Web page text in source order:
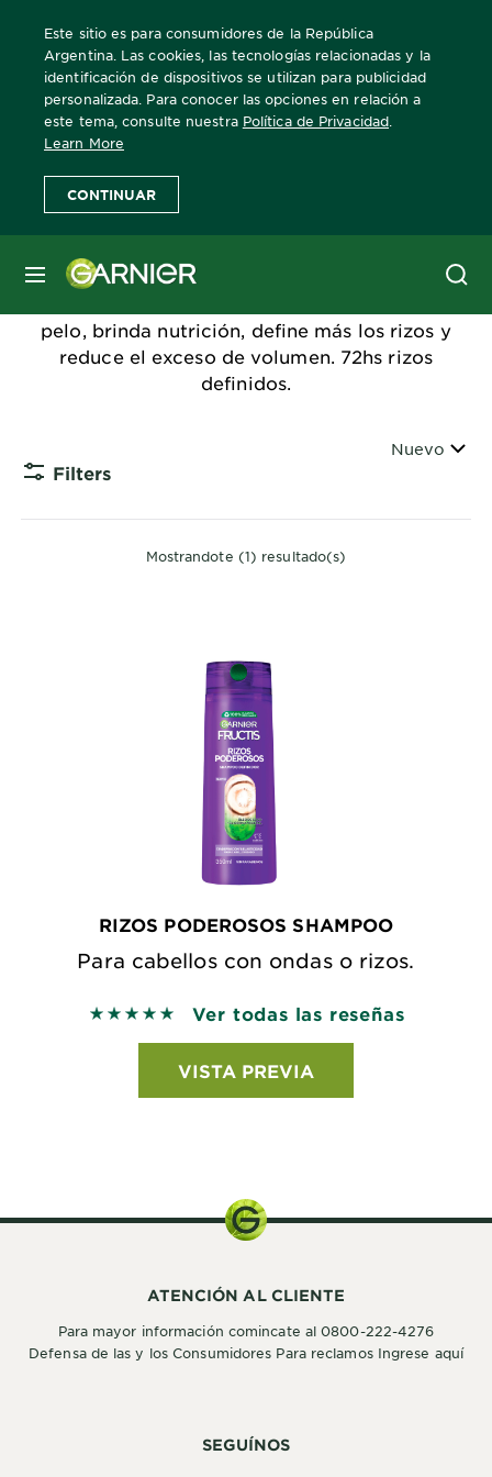
Este sitio es para consumidores de la República
Argentina. Las cookies, las tecnologías relacionadas y la
identificación de dispositivos se utilizan para publicidad
personalizada. Para conocer las opciones en relación a
este tema, consulte nuestra Política de Privacidad
Learn More
CONTINUAR
MENÚ
Home Fructis Rizos-poderosos
Rizos Poderosos
definidos? Nuestra fórmula Fructis con
pelo, brinda nutrición, define más los rizos y
reduce el exceso de volumen. 72hs rizos
definidos.
Filters
Ordenar
Nuevo
Mostrandote (1) resultado(s)
RIZOS PODEROSOS SHAMPOO
Para cabellos con ondas o rizos.
5 out of 5 stars based on reviews
Ver todas las reseñas
VISTA PREVIA
SEGUÍNOS
ATENCIÓN AL CLIENTE
Para mayor información comincate al 0800-222-4276
Defensa de las y los Consumidores Para reclamos Ingrese aquí